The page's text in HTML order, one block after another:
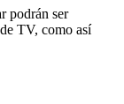
podrán ser
TV, como así